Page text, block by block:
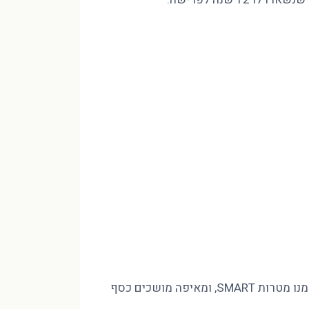
מינוס בהכנסה של 10,000 ₪ לא נסגר בחיסכון שאין לכם, אלא בסדר. פיטר הוד CFP מסביר איך בונים חזון לעשור, גוזרים ממנו מטרות SMART, ומאיפה מושכים כסף